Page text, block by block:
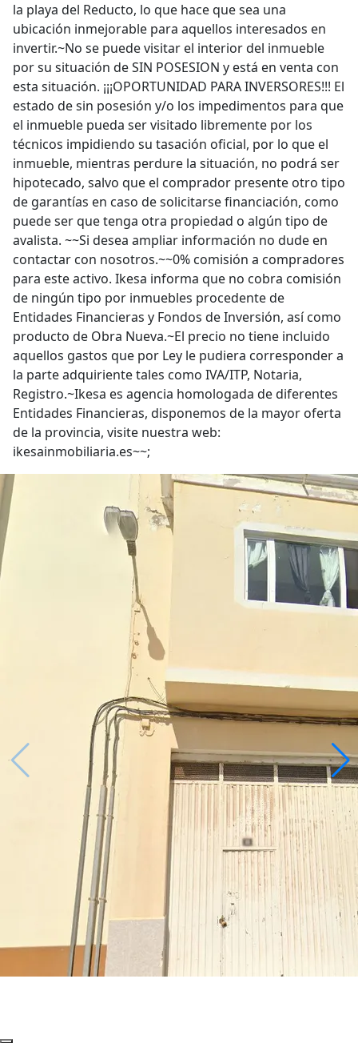
la playa del Reducto, lo que hace que sea una
ubicación inmejorable para aquellos interesados en
invertir.~No se puede visitar el interior del inmueble
por su situación de SIN POSESION y está en venta con
esta situación. ¡¡¡OPORTUNIDAD PARA INVERSORES!!! El
estado de sin posesión y/o los impedimentos para que
el inmueble pueda ser visitado libremente por los
técnicos impidiendo su tasación oficial, por lo que el
inmueble, mientras perdure la situación, no podrá ser
hipotecado, salvo que el comprador presente otro tipo
de garantías en caso de solicitarse financiación, como
puede ser que tenga otra propiedad o algún tipo de
avalista. ~~Si desea ampliar información no dude en
contactar con nosotros.~~0% comisión a compradores
para este activo. Ikesa informa que no cobra comisión
de ningún tipo por inmuebles procedente de
Entidades Financieras y Fondos de Inversión, así como
producto de Obra Nueva.~El precio no tiene incluido
aquellos gastos que por Ley le pudiera corresponder a
la parte adquiriente tales como IVA/ITP, Notaria,
Registro.~Ikesa es agencia homologada de diferentes
Entidades Financieras, disponemos de la mayor oferta
de la provincia, visite nuestra web:
ikesainmobiliaria.es~~;